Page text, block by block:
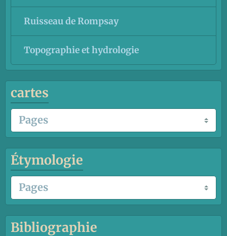
Ruisseau de Rompsay
Topographie et hydrologie
cartes
Étymologie
Bibliographie